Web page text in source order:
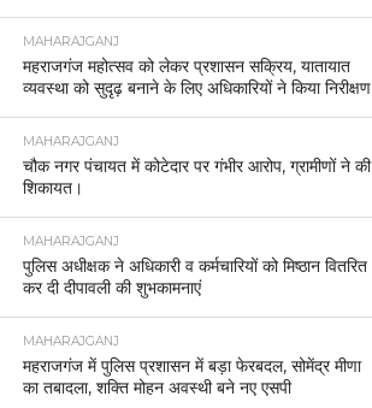
MAHARAJGANJ
महराजगंज महोत्सव को लेकर प्रशासन सक्रिय, यातायात
व्यवस्था को सुदृढ़ बनाने के लिए अधिकारियों ने किया निरीक्षण
MAHARAJGANJ
चौक नगर पंचायत में कोटेदार पर गंभीर आरोप, ग्रामीणों ने की
शिकायत।
MAHARAJGANJ
पुलिस अधीक्षक ने अधिकारी व कर्मचारियों को मिष्ठान वितरित
कर दी दीपावली की शुभकामनाएं
MAHARAJGANJ
महराजगंज में पुलिस प्रशासन में बड़ा फेरबदल, सोमेंद्र मीणा
का तबादला, शक्ति मोहन अवस्थी बने नए एसपी